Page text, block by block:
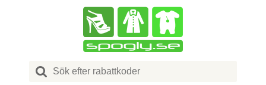
Search
for: